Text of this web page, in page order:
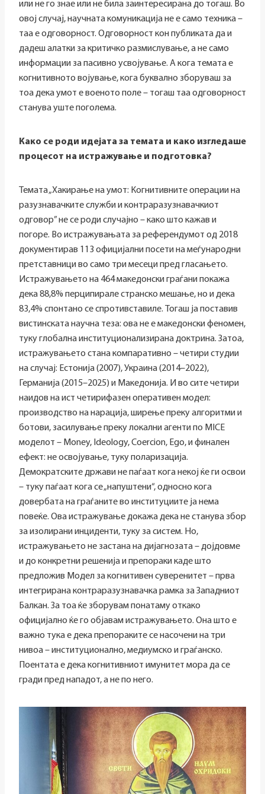
или не го знае или не била заинтересирана до тогаш. Во
овој случај, научната комуникација не е само техника –
таа е одговорност. Одговорност кон публиката да и
дадеш алатки за критичко размислување, а не само
информации за пасивно усвојување. А кога темата е
когнитивното војување, кога буквално зборуваш за
тоа дека умот е военото поле – тогаш таа одговорност
станува уште поголема.
Како се роди идејата за темата и како изгледаше
процесот на истражување и подготовка?
Темата „Хакирање на умот: Когнитивните операции на
разузнавачките служби и контраразузнавачкиот
одговор” не се роди случајно – како што кажав и
погоре. Во истражувањата за референдумот од 2018
документирав 113 официјални посети на меѓународни
претставници во само три месеци пред гласањето.
Истражувањето на 464 македонски граѓани покажа
дека 88,8% перципирале странско мешање, но и дека
83,4% спонтано се спротивставиле. Тогаш ја поставив
вистинската научна теза: ова не е македонски феномен,
туку глобална институционализирана доктрина. Затоа,
истражувањето стана компаративно – четири студии
на случај: Естонија (2007), Украина (2014–2022),
Германија (2015–2025) и Македонија. И во сите четири
наидов на ист четирифазен оперативен модел:
производство на нарација, ширење преку алгоритми и
ботови, засилување преку локални агенти по MICE
моделот – Money, Ideology, Coercion, Ego, и финален
ефект: не освојување, туку поларизација.
Демократските држави не паѓаат кога некој ќе ги освои
– туку паѓаат кога се „напуштени“, односно кога
довербата на граѓаните во институциите ја нема
повеќе. Ова истражување докажа дека не станува збор
за изолирани инциденти, туку за систем. Но,
истражувањето не застана на дијагнозата – дојдовме
и до конкретни решенија и препораки каде што
предложив Модел за когнитивен суверенитет – прва
интегрирана контраразузнавачка рамка за Западниот
Балкан. За тоа ќе зборувам понатаму откако
официјално ќе го објавам истражувањето. Она што е
важно тука е дека препораките се насочени на три
нивоа – институционално, медиумско и граѓанско.
Поентата е дека когнитивниот имунитет мора да се
гради пред нападот, а не по него.